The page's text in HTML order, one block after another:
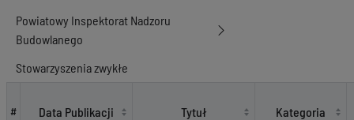
Powiatowy Inspektorat Nadzoru
Budowlanego
Stowarzyszenia zwykłe
# Data Publikacji Tytuł Kategoria